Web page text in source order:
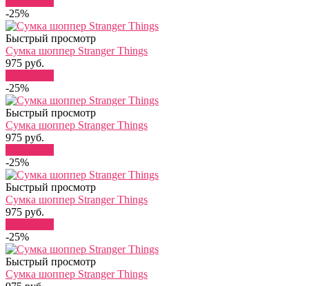
-25%
Быстрый просмотр
Сумка шоппер Stranger Things
975 руб.
-25%
Быстрый просмотр
Сумка шоппер Stranger Things
975 руб.
-25%
Быстрый просмотр
Сумка шоппер Stranger Things
975 руб.
-25%
Быстрый просмотр
Сумка шоппер Stranger Things